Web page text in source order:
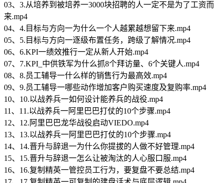
03、3.从培养到被培养一3000块招聘的人一定不是为了工资而
来.mp4
04、4.目标与方向一为什么一个人越累越想留下来.mp4
05、5.目标与方向一逐级布置任务，跨级了解情况.mp4
06、6.KPI一绩效推行一定从新人开始.mp4
07、7.KPI_中供铁军为什么抓8个拜访量、6个关键人.mp4
08、8.员工辅导一什么样的销售行为最高效.mp4
09、9.员工辅导一哪些动作增加客户购买速度及复购率.mp4
10、10.以战养兵一如何设计能养兵的战役.mp4
11、11.以战养兵一阿里巴巴打仗的10个步骤.mp4
12、12.阿里巴巴龙华战役启动VIEDO.mp4
13、13.以战养兵一阿里巴巴打仗的10个步骤.mp4
14、14.晋升与辞退一为什么你提拔的人做不好管理.mp4
15、15.晋升与辞退一怎么让被淘汰的人心服口服.mp4
16、16.复制精英一管控员工行为，要复盘不要总结.mp4